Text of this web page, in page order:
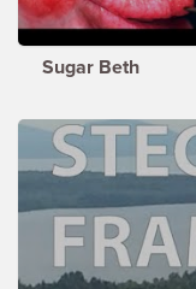
Sugar Beth